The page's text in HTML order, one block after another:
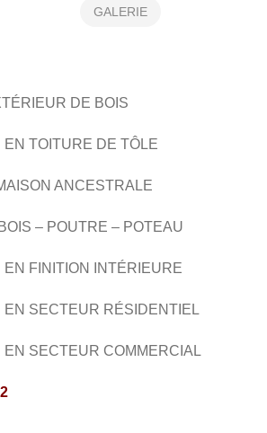
RÉNOVATION
GALERIE
DE BOIS
TOITURE DE TÔLE
ANCESTRALE
– POUTRE – POTEAU
FINITION INTÉRIEURE
SECTEUR RÉSIDENTIEL
SECTEUR COMMERCIAL